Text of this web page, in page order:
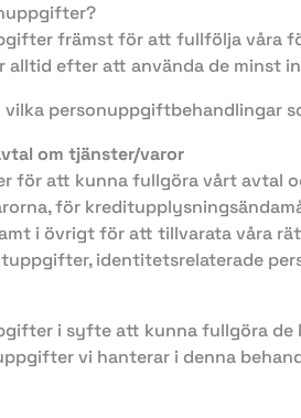
främst för att fullfölja våra
alltid efter att använda de minst
personuppgiftbehandlingar
om tjänster/varor
för att kunna fullgöra vårt avtal
för
i övrigt för att tillvarata våra
identitetsrelaterade
i syfte att kunna fullgöra
vi hanterar i denna